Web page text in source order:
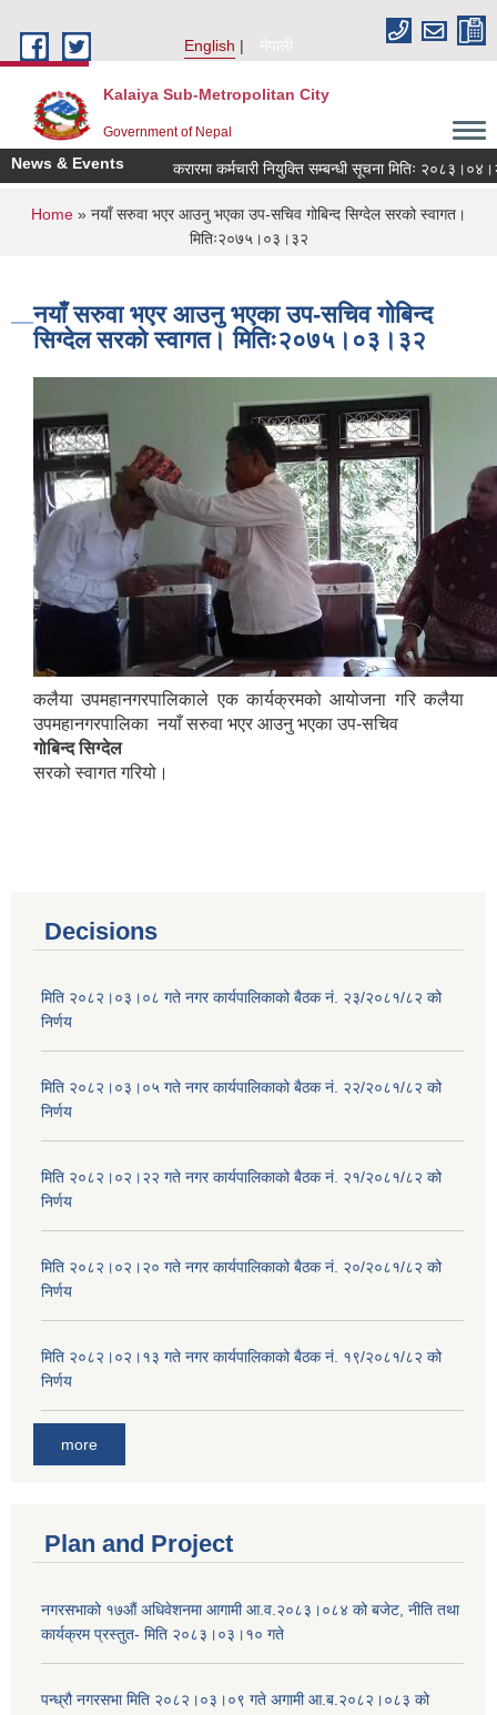
English
नेपाली
Kalaiya Sub-Metropolitan City
Government of Nepal
News & Events करारमा कर्मचारी नियुक्ति सम्बन्धी सूचना मितिः २०८३।०४।२१
You are here
Home » नयाँ सरुवा भएर आउनु भएका उप-सचिव गोबिन्द सिग्देल सरको स्वागत।
मितिः२०७५।०३।३२
नयाँ सरुवा भएर आउनु भएका उप-सचिव गोबिन्द
सिग्देल सरको स्वागत। मितिः२०७५।०३।३२
कलैया उपमहानगरपालिकाले एक कार्यक्रमको आयोजना गरि कलैया
उपमहानगरपालिका नयाँ सरुवा भएर आउनु भएका उप-सचिव
गोबिन्द सिग्देल
सरको स्वागत गरियो।
Decisions
मिति २०८२।०३।०८ गते नगर कार्यपालिकाको बैठक नं. २३/२०८१/८२ को
निर्णय
मिति २०८२।०३।०५ गते नगर कार्यपालिकाको बैठक नं. २२/२०८१/८२ को
निर्णय
मिति २०८२।०२।२२ गते नगर कार्यपालिकाको बैठक नं. २१/२०८१/८२ को
निर्णय
मिति २०८२।०२।२० गते नगर कार्यपालिकाको बैठक नं. २०/२०८१/८२ को
निर्णय
मिति २०८२।०२।१३ गते नगर कार्यपालिकाको बैठक नं. १९/२०८१/८२ को
निर्णय
more
Plan and Project
नगरसभाको १७औं अधिवेशनमा आगामी आ.व.२०८३।०८४ को बजेट, नीति तथा
कार्यक्रम प्रस्तुत- मिति २०८३।०३।१० गते
पन्ध्रौ नगरसभा मिति २०८२।०३।०९ गते अगामी आ.ब.२०८२।०८३ को